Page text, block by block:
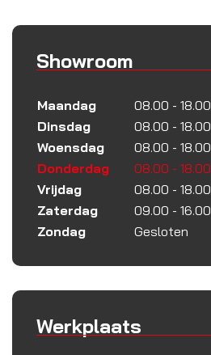
Showroom
Maandag
08.00 - 18.00
Dinsdag
08.00 - 18.00
Woensdag
08.00 - 18.00
Donderdag
08.00 - 18.00
Vrijdag
08.00 - 18.00
Zaterdag
09.00 - 16.00
Zondag
Gesloten
Werkplaats